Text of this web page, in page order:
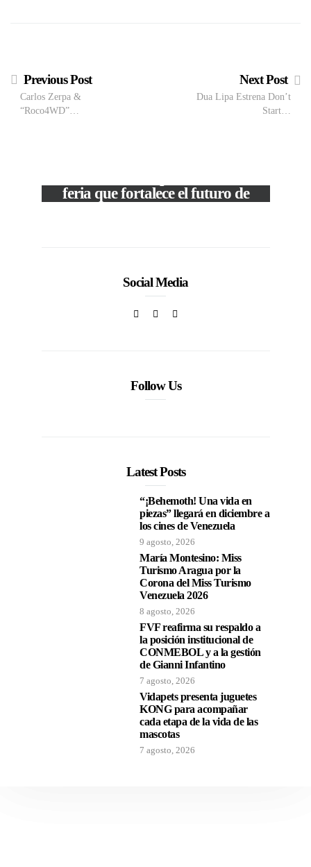
Previous Post
Carlos Zerpa &
“Roco4WD”…
Next Post
Dua Lipa Estrena Don’t
Start…
feria que fortalece el futuro de
Social Media
Follow Us
Latest Posts
“¡Behemoth! Una vida en
piezas” llegará en diciembre a
los cines de Venezuela
9 agosto, 2026
María Montesino: Miss
Turismo Aragua por la
Corona del Miss Turismo
Venezuela 2026
8 agosto, 2026
FVF reafirma su respaldo a
la posición institucional de
CONMEBOL y a la gestión
de Gianni Infantino
7 agosto, 2026
Vidapets presenta juguetes
KONG para acompañar
cada etapa de la vida de las
mascotas
7 agosto, 2026